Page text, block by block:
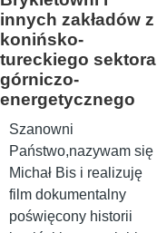
innych zakładów z
konińsko-
tureckiego sektora
górniczo-
energetycznego
Szanowni
Państwo,nazywam się
Michał Bis i realizuję
film dokumentalny
poświęcony historii